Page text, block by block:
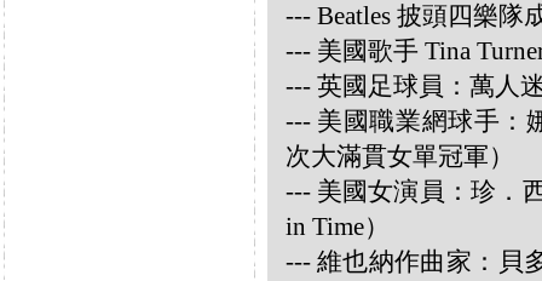
--- Beatles 披頭四樂隊
--- 美國歌手 Tina
--- 英國足球員：萬人
--- 美國職業網球手：
次大滿貫女單冠軍）
--- 美國女演員：珍．
in Time）
--- 維也納作曲家：貝